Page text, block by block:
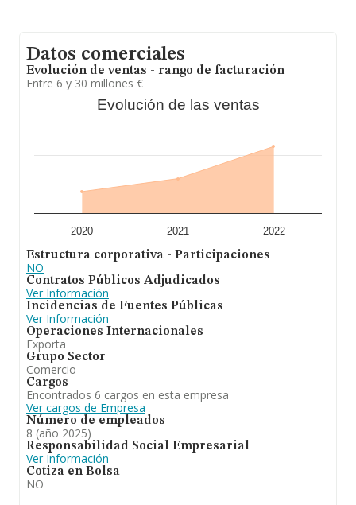
Datos comerciales
Evolución de ventas - rango de facturación
Entre 6 y 30 millones €
Evolución de las ventas
2020 2021 2022
Estructura corporativa - Participaciones
NO
Contratos Públicos Adjudicados
Ver Información
Incidencias de Fuentes Públicas
Ver Información
Operaciones Internacionales
Exporta
Grupo Sector
Comercio
Cargos
Encontrados 6 cargos en esta empresa
Ver cargos de Empresa
Número de empleados
8 (año 2025)
Responsabilidad Social Empresarial
Ver Información
Cotiza en Bolsa
NO